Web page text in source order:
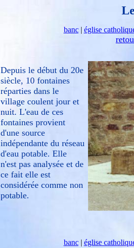
banc| église
Depuis le début du 20e
siècle, 10 fontaines
réparties dans le
village coulent jour et
nuit. L'eau de ces
fontaines provient
d'une source
indépendante du réseau
d'eau potable. Elle
n'est pas analysée et de
ce fait elle est
considérée comme non
potable.
banc| église